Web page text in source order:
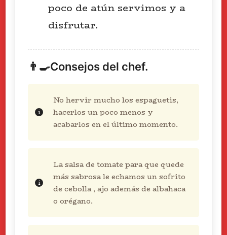
poco de atún servimos y a
disfrutar.
👨‍🍳Consejos del chef.
No hervir mucho los espaguetis,
hacerlos un poco menos y
acabarlos en el último momento.
La salsa de tomate para que quede
más sabrosa le echamos un sofrito
de cebolla , ajo además de albahaca
o orégano.